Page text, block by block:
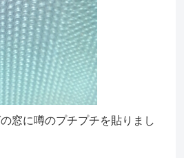
窓に噂のプチプチを貼りまし